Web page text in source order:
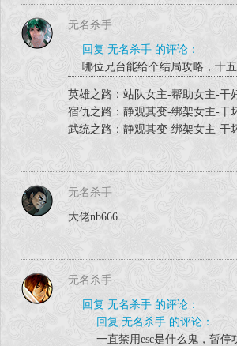
无名杀手
回复 无名杀手 的评论：
哪位兄台能给个结局攻略，十
英雄之路：站队女主-帮助女主-干
宿仇之路：静观其变-绑架女主-干
武统之路：静观其变-绑架女主-干
无名杀手
大佬nb666
无名杀手
回复 无名杀手 的评论：
回复 无名杀手 的评论：
一直禁用esc是什么鬼，暂